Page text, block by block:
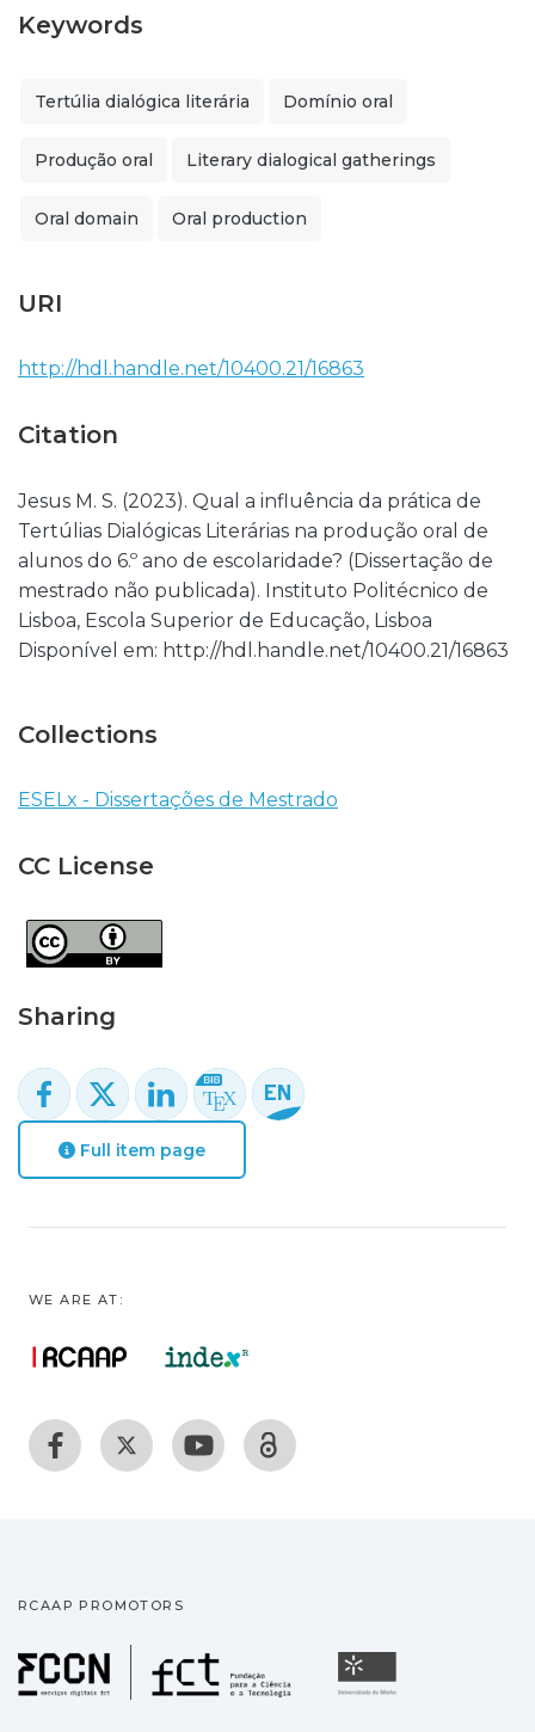
Keywords
Tertúlia dialógica literária Domínio oral
Produção oral Literary dialogical gatherings
Oral domain Oral production
URI
http://hdl.handle.net/10400.21/16863
Citation
Jesus M. S. (2023). Qual a influência da prática de
Tertúlias Dialógicas Literárias na produção oral de
alunos do 6.º ano de escolaridade? (Dissertação de
mestrado não publicada). Instituto Politécnico de
Lisboa, Escola Superior de Educação, Lisboa
Disponível em: http://hdl.handle.net/10400.21/16863
Collections
ESELx - Dissertações de Mestrado
CC License
Sharing
Full item page
WE ARE AT:
RCAAP PROMOTORS
Fundação para a